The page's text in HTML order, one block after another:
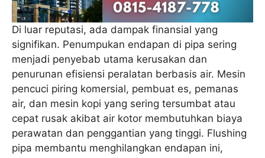
Di luar reputasi, ada dampak finansial yang
signifikan. Penumpukan endapan di pipa sering
menjadi penyebab utama kerusakan dan
penurunan efisiensi peralatan berbasis air. Mesin
pencuci piring komersial, pembuat es, pemanas
air, dan mesin kopi yang sering tersumbat atau
cepat rusak akibat air kotor membutuhkan biaya
perawatan dan penggantian yang tinggi. Flushing
pipa membantu menghilangkan endapan ini,